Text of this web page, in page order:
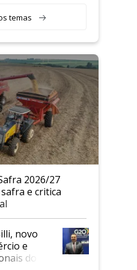
temas
2026/27
e critica
novo
e
do